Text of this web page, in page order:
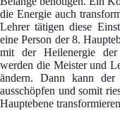
die Energie auch
Lehrer tätigen diese
eine Person der 8.
mit der Heilenergie
werden die Meister und
ändern. Dann kann
ausschöpfen und somit
Hauptebene